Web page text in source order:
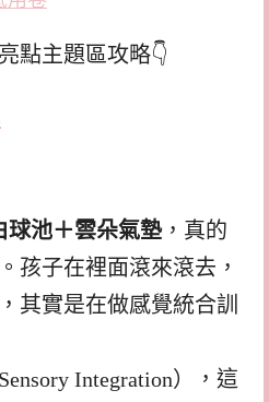
點主題區攻略👇
球池＋雲朵氣墊，真的
孩子在裡面滾來滾去，
其實是在做感覺統合訓
Integration），這